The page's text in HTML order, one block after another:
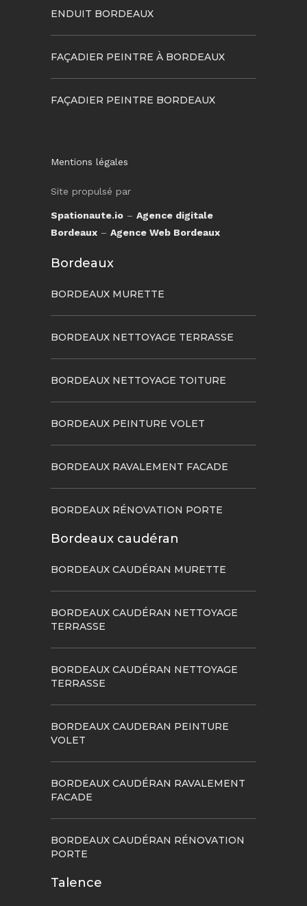
ENDUIT BORDEAUX
FAÇADIER PEINTRE À BORDEAUX
FAÇADIER PEINTRE BORDEAUX
Mentions légales
Site propulsé par
Spationaute.io – Agence digitale
Bordeaux – Agence Web Bordeaux
Bordeaux
BORDEAUX MURETTE
BORDEAUX NETTOYAGE TERRASSE
BORDEAUX NETTOYAGE TOITURE
BORDEAUX PEINTURE VOLET
BORDEAUX RAVALEMENT FACADE
BORDEAUX RÉNOVATION PORTE
Bordeaux caudéran
BORDEAUX CAUDÉRAN MURETTE
BORDEAUX CAUDÉRAN NETTOYAGE
TERRASSE
BORDEAUX CAUDÉRAN NETTOYAGE
TERRASSE
BORDEAUX CAUDERAN PEINTURE
VOLET
BORDEAUX CAUDÉRAN RAVALEMENT
FACADE
BORDEAUX CAUDÉRAN RÉNOVATION
PORTE
Talence